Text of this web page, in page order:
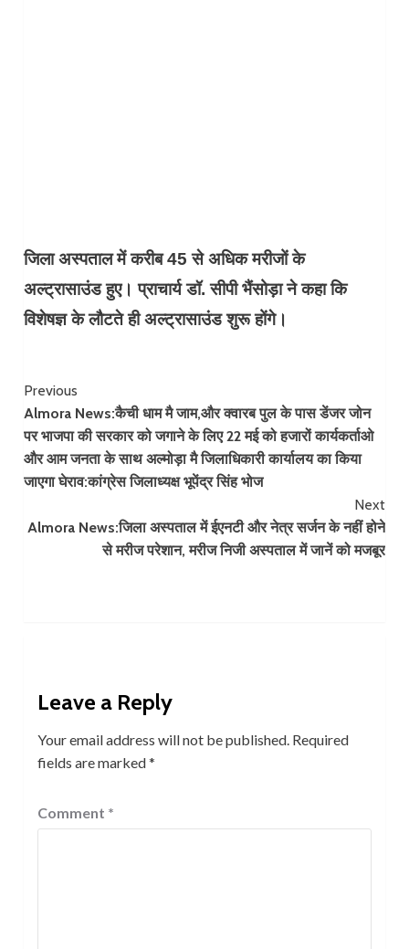
जिला अस्पताल में करीब 45 से अधिक मरीजों के
अल्ट्रासाउंड हुए। प्राचार्य डॉ. सीपी भैंसोड़ा ने कहा कि
विशेषज्ञ के लौटते ही अल्ट्रासाउंड शुरू होंगे।
Continue
Reading
Previous
Almora News:कैची धाम मै जाम,और क्वारब पुल के पास डेंजर जोन
पर भाजपा की सरकार को जगाने के लिए 22 मई को हजारों कार्यकर्ताओ
और आम जनता के साथ अल्मोड़ा मै जिलाधिकारी कार्यालय का किया
जाएगा घेराव:कांग्रेस जिलाध्यक्ष भूपेंद्र सिंह भोज
Next
Almora News:जिला अस्पताल में ईएनटी और नेत्र सर्जन के नहीं होने
से मरीज परेशान, मरीज निजी अस्पताल में जानें को मजबूर
Leave a Reply
Your email address will not be published. Required
fields are marked*
Comment *